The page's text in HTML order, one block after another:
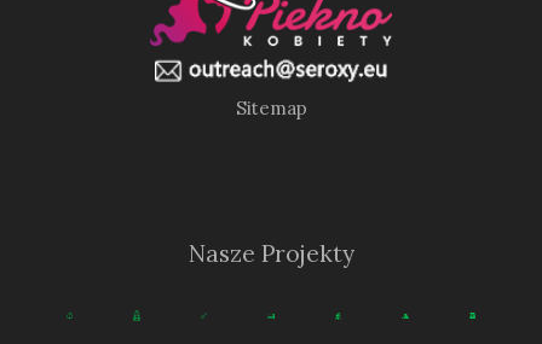
Sitemap
Nasze Projekty